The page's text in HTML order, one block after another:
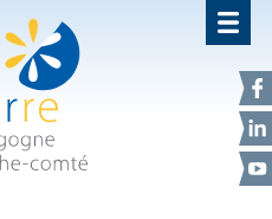
Alterre Bourgogne Franche-